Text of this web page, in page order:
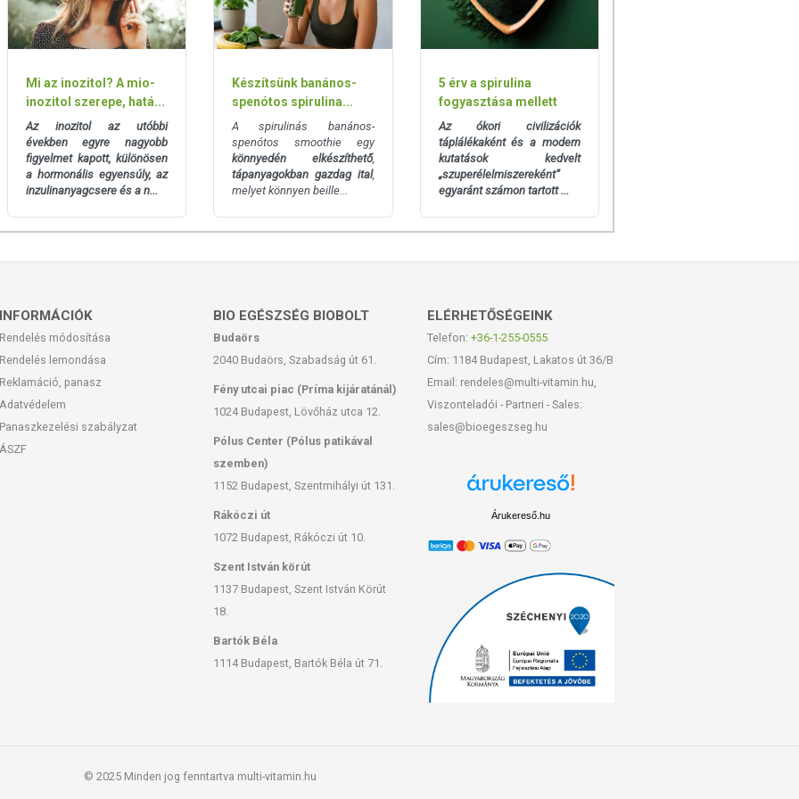
tartalmaz [10 mg koffein/adag (3,3 mg koffein/100 ml
gyermekek és terhes nők számára nem ajánlott. A
változatos, kiegyensúlyozott étrendet és az egészséges
króm; 39 mg kalcium; 1050 mg glükomannán; 2250
- amelyből 220 mg L-karnitin; 105 mg zöldkávébab-
amelyből 10 mg koffein; 160 mg bromelain por
táblázatot!
európai uniós szabályozás szerint élelmiszereknek
étrend kiegészítését szolgálják, és koncentrált formában
az étrend-kiegészítők kedvező élettani hatással
eltérő lehet, jelölésük, megjelenítésük, és reklámozásuk
betegséget megelőző vagy gyógyító hatást
Mi az inozitol? A mio-
inozitol szerepe, hatá...
Az inozitol az utóbbi
években egyre nagyobb
figyelmet kapott, különösen
a hormonális egyensúly, az
inzulinanyagcsere és a n...
Készítsünk banános-
spenótos spirulina...
A spirulinás banános-
spenótos smoothie egy
könnyedén elkészíthető,
tápanyagokban gazdag ital,
melyet könnyen beille...
5 érv a spirulina
fogyasztása mellett
Az ókori civilizációk
táplálékaként és a modern
kutatások kedvelt
„szuperélelmiszereként”
egyaránt számon tartott ...
INFORMÁCIÓK
Rendelés módosítása
Rendelés lemondása
Reklamáció, panasz
Adatvédelem
Panaszkezelési szabályzat
ÁSZF
BIO EGÉSZSÉG BIOBOLT
Budaörs
2040 Budaörs, Szabadság út 61.
Fény utcai piac (Príma kijáratánál)
1024 Budapest, Lövőház utca 12.
Pólus Center (Pólus patikával
szemben)
1152 Budapest, Szentmihályi út 131.
Rákóczi út
1072 Budapest, Rákóczi út 10.
Szent István körút
1137 Budapest, Szent István Körút
18.
Bartók Béla
1114 Budapest, Bartók Béla út 71.
ELÉRHETŐSÉGEINK
Telefon: +36-1-255-0555
Cím: 1184 Budapest, Lakatos út 36/B
Email: rendeles@multi-vitamin.hu,
Viszonteladói - Partneri - Sales:
sales@bioegeszseg.hu
Árukereső.hu
© 2025 Minden jog fenntartva multi-vitamin.hu